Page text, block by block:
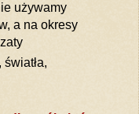
używamy
a na okresy